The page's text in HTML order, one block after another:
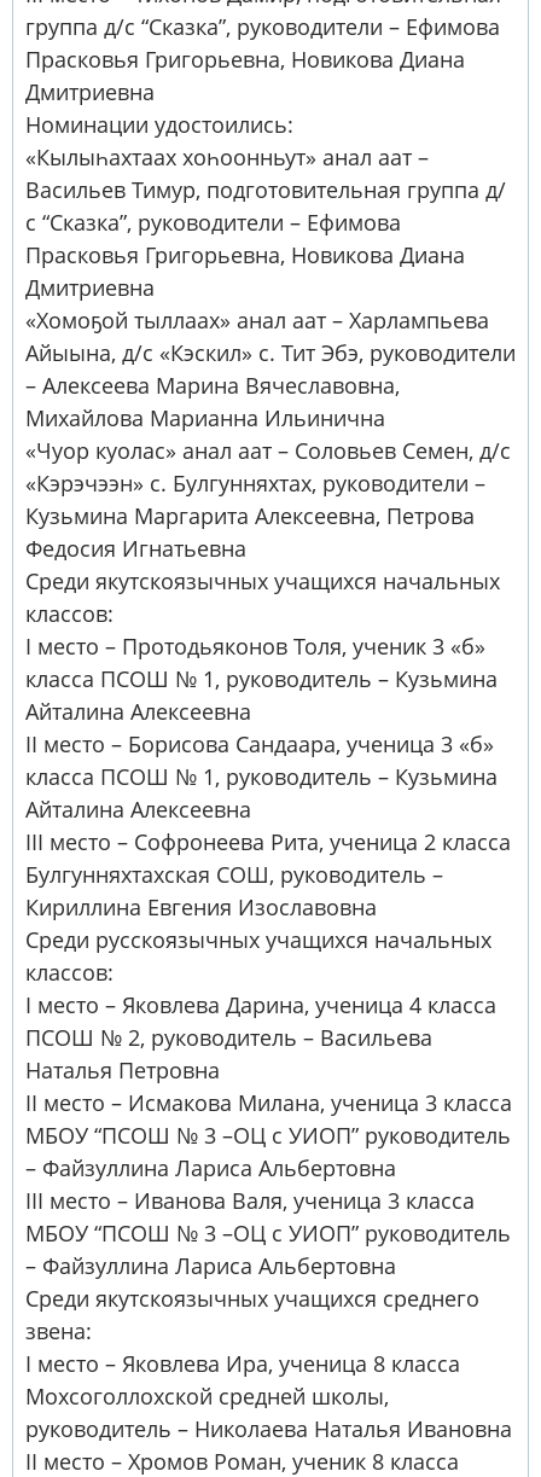
группа д/с “Сказка”, руководители – Ефимова
Прасковья Григорьевна, Новикова Диана
Дмитриевна
Номинации удостоились:
«Кылыһахтаах хоһоонньут» анал аат –
Васильев Тимур, подготовительная группа д/
с “Сказка”, руководители – Ефимова
Прасковья Григорьевна, Новикова Диана
Дмитриевна
«Хомоҕой тыллаах» анал аат – Харлампьева
Айыына, д/с «Кэскил» с. Тит Эбэ, руководители
– Алексеева Марина Вячеславовна,
Михайлова Марианна Ильинична
«Чуор куолас» анал аат – Соловьев Семен, д/с
«Кэрэчээн» с. Булгунняхтах, руководители –
Кузьмина Маргарита Алексеевна, Петрова
Федосия Игнатьевна
Среди якутскоязычных учащихся начальных
классов:
I место – Протодьяконов Толя, ученик 3 «б»
класса ПСОШ № 1, руководитель – Кузьмина
Айталина Алексеевна
II место – Борисова Сандаара, ученица 3 «б»
класса ПСОШ № 1, руководитель – Кузьмина
Айталина Алексеевна
III место – Софронеева Рита, ученица 2 класса
Булгунняхтахская СОШ, руководитель –
Кириллина Евгения Изославовна
Среди русскоязычных учащихся начальных
классов:
I место – Яковлева Дарина, ученица 4 класса
ПСОШ № 2, руководитель – Васильева
Наталья Петровна
II место – Исмакова Милана, ученица 3 класса
МБОУ “ПСОШ № 3 –ОЦ с УИОП” руководитель
– Файзуллина Лариса Альбертовна
III место – Иванова Валя, ученица 3 класса
МБОУ “ПСОШ № 3 –ОЦ с УИОП” руководитель
– Файзуллина Лариса Альбертовна
Среди якутскоязычных учащихся среднего
звена:
I место – Яковлева Ира, ученица 8 класса
Мохсоголлохской средней школы,
руководитель – Николаева Наталья Ивановна
II место – Хромов Роман, ученик 8 класса